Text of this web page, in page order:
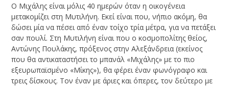
Ο Μιχάλης είναι μόλις 40 ημερών όταν η οικογένεια
μετακομίζει στη Μυτιλήνη. Εκεί είναι που, νήπιο ακόμη, θα
δώσει μία να πέσει από έναν τοίχο τρία μέτρα, για να πετάξει
σαν πουλί. Στη Μυτιλήνη είναι που ο κοσμοπολίτης θείος,
Αντώνης Πουλάκης, πρόξενος στην Αλεξάνδρεια (εκείνος
που θα αντικαταστήσει το μπανάλ «Μιχάλης» με το πιο
εξευρωπαϊσμένο «Μίκης»), θα φέρει έναν φωνόγραφο και
τρεις δίσκους. Τον έναν με άριες και όπερες, τον δεύτερο με